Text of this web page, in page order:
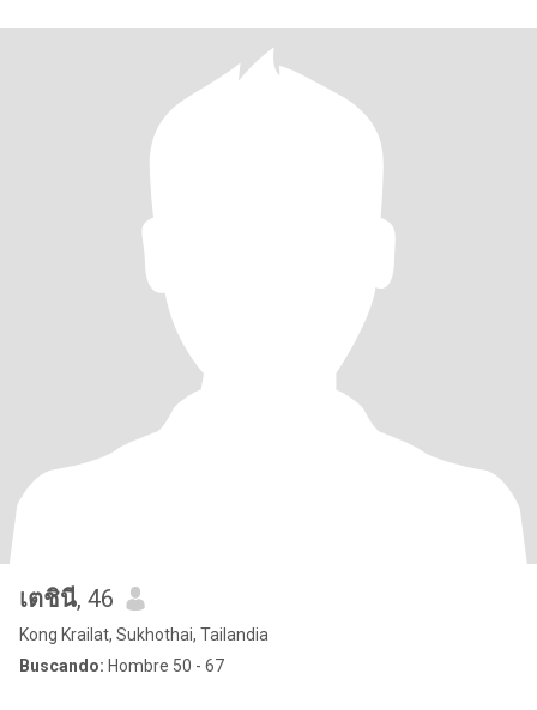
เตชินี, 46
Kong Krailat, Sukhothai, Tailandia
Buscando: Hombre 50 - 67